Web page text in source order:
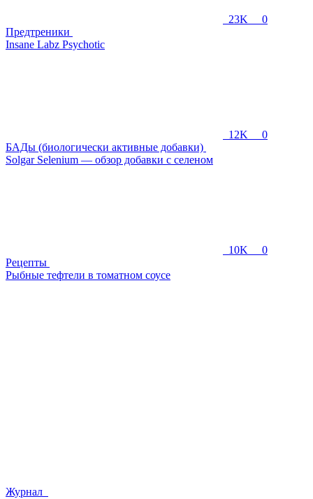
23K
0
Предтреники
Insane Labz Psychotic
12K
0
БАДы (биологически активные добавки)
Solgar Selenium — обзор добавки с селеном
10K
0
Рецепты
Рыбные тефтели в томатном соусе
Журнал